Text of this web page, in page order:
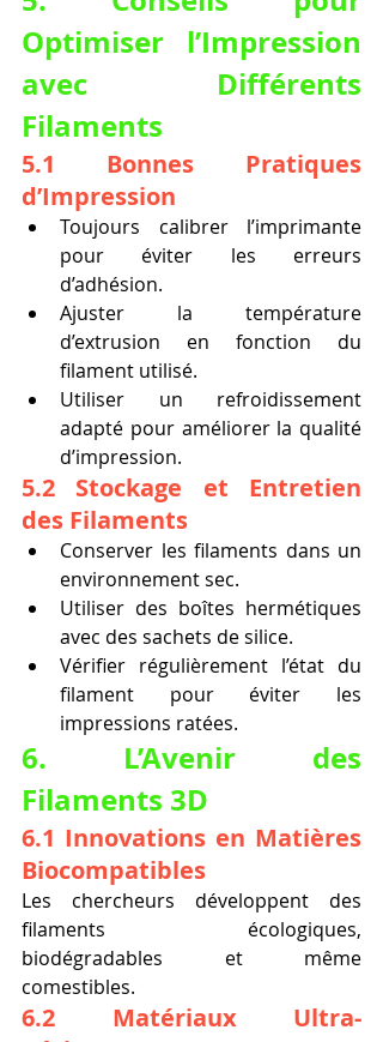
Optimiser l’Impression
avec Différents
Filaments
5.1 Bonnes Pratiques
d’Impression
Toujours calibrer l’imprimante
pour éviter les erreurs
d’adhésion.
Ajuster la température
d’extrusion en fonction du
filament utilisé.
Utiliser un refroidissement
adapté pour améliorer la qualité
d’impression.
5.2 Stockage et Entretien
des Filaments
Conserver les filaments dans un
environnement sec.
Utiliser des boîtes hermétiques
avec des sachets de silice.
Vérifier régulièrement l’état du
filament pour éviter les
impressions ratées.
6. L’Avenir des
Filaments 3D
6.1 Innovations en Matières
Biocompatibles
Les chercheurs développent des
filaments écologiques,
biodégradables et même
comestibles.
6.2 Matériaux Ultra-